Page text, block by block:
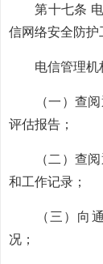
第十七条 电
信网络安全防护
电信管理机构
（一）查阅
评估报告；
（二）查阅
和工作记录；
（三）向通
况；